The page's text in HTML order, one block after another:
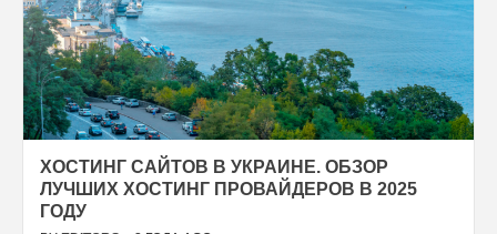
ХОСТИНГ САЙТОВ В УКРАИНЕ. ОБЗОР
ЛУЧШИХ ХОСТИНГ ПРОВАЙДЕРОВ В 2025
ГОДУ